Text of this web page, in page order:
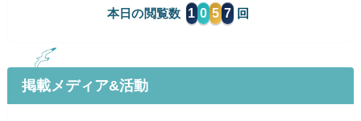
本日の閲覧数 1 0 5 7
掲載メディア&活動